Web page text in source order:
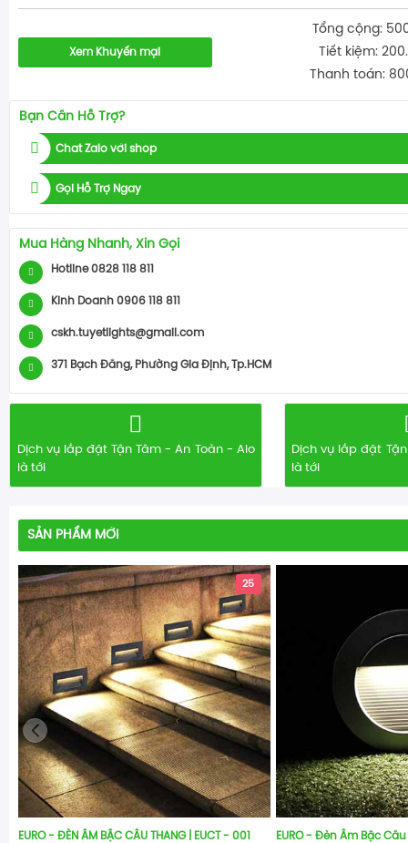
Xem Khuyến mại
Tổng cộng:
Tiết kiệm:
Thanh toán:
Bạn Cần Hỗ Trợ?
Chat Zalo với shop
Gọi Hỗ Trợ Ngay
Mua Hàng Nhanh, Xin Gọi
Hotline 0828 118 811
Kinh Doanh 0906 118 811
cskh.tuyetlights@gmail.com
371 Bạch Đằng, Phường Gia Định, Tp.HCM
Dịch vụ lắp đặt Tận Tâm - An Toàn - Alo
là tới
Dịch vụ lắp đặt
là tới
SẢN PHẨM MỚI
25
EURO - ĐÈN ÂM BẬC CẦU THANG | EUCT - 001 EURO - Đèn Âm Bậc